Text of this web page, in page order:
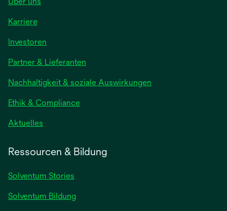
Karriere
Investoren
einer
neuen
geöffnet
Partner & Lieferanten
Nachhaltigkeit & soziale Auswirkungen
Ethik & Compliance
Aktuelles
Registerkarte
Ressourcen & Bildung
Solventum Stories
Solventum Bildung